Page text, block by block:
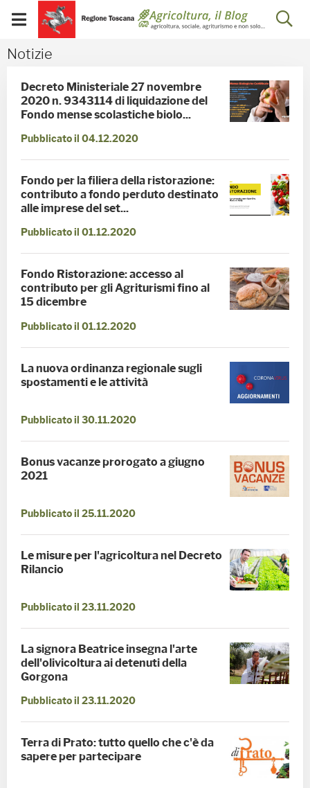
Skip to Main Content
Visualizza/chiudi
menu
mobile
Notizie - Blog
Notizie
Decreto Ministeriale 27 novembre
2020 n. 9343114 di liquidazione del
Fondo mense scolastiche biolo...
Pubblicato il 04.12.2020
Fondo per la filiera della ristorazione:
contributo a fondo perduto destinato
alle imprese del set...
Pubblicato il 01.12.2020
Fondo Ristorazione: accesso al
contributo per gli Agriturismi fino al
15 dicembre
Pubblicato il 01.12.2020
La nuova ordinanza regionale sugli
spostamenti e le attività
Pubblicato il 30.11.2020
Bonus vacanze prorogato a giugno
2021
Pubblicato il 25.11.2020
Le misure per l'agricoltura nel Decreto
Rilancio
Pubblicato il 23.11.2020
La signora Beatrice insegna l'arte
dell'olivicoltura ai detenuti della
Gorgona
Pubblicato il 23.11.2020
Terra di Prato: tutto quello che c'è da
sapere per partecipare